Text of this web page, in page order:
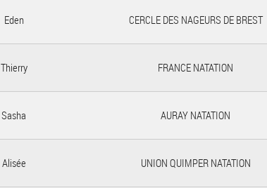
Eden CERCLE DES NAGEURS DE BREST
Thierry FRANCE NATATION
Sasha AURAY NATATION
Alisée UNION QUIMPER NATATION